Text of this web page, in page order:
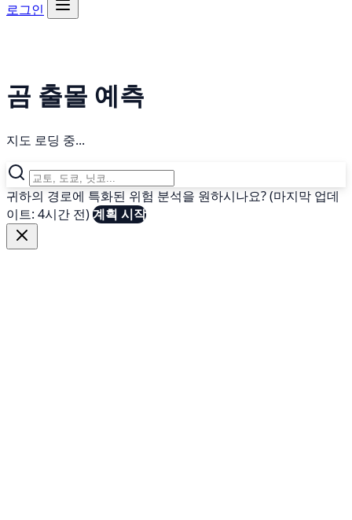
로그인
곰 출몰 예측
지도 로딩 중...
귀하의 경로에 특화된 위험 분석을 원하시나요? (마지막 업데
이트: 4시간 전)계획 시작